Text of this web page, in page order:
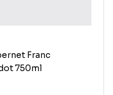
Franc
750ml